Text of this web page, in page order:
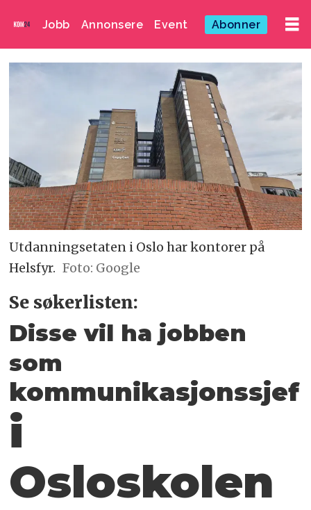
Jobb Annonsere Event Abonner
Utdanningsetaten i Oslo har kontorer på
Helsfyr. Foto: Google
Se søkerlisten:
Disse vil ha jobben
som
kommunikasjonssjef
i
Osloskolen